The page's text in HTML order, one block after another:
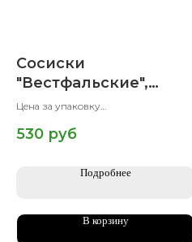
Сосиски
"Вестфальские",
искусственная
Халяль, 500 гр
Цена за упаковку
530 руб
Подробнее
В корзину